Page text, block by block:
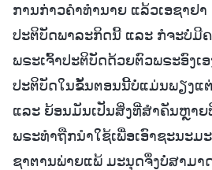
ການກ່າວຄຳທຳນາຍ ແລ້ວເອຊາຢ
ປະຕິບັດພາລະກິດນີ້ ແລະ ກໍຈະບໍ່ມີ
ພຣະເຈົ້າປະຕິບັດດ້ວຍຕົວພຣະອົງເ
ປະຕິບັດໃນຂັ້ນຕອນນີ້ບໍ່ແມ່ນພຽງແ
ແລະ ຍ້ອນມັນເປັນສິ່ງທີ່ສຳຄັນຫຼາ
ພຣະທຳຖືກນໍາໃຊ້ເພື່ອເອົາຊະນະມ
ຊາຕານພ່າຍແພ້ ມະນຸດຈຶ່ງບໍ່ສາມາ